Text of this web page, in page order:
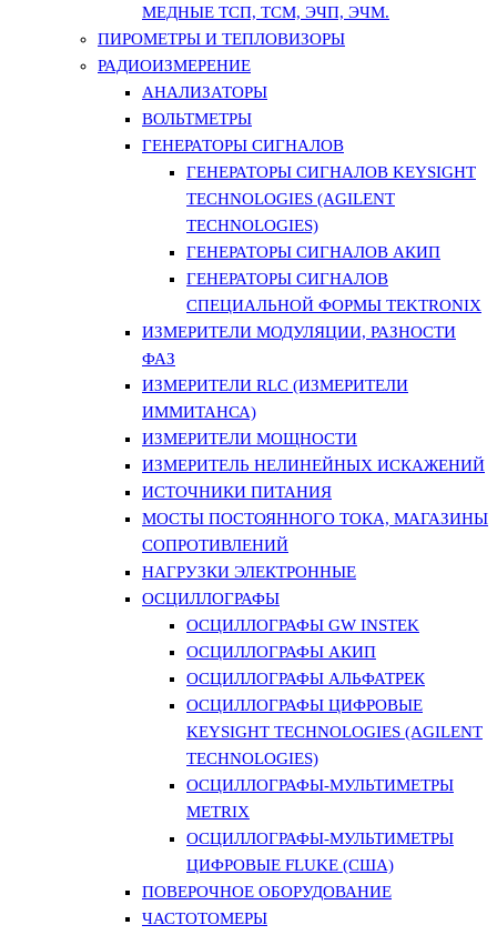
МЕДНЫЕ ТСП, ТСМ, ЭЧП, ЭЧМ.
ПИРОМЕТРЫ И ТЕПЛОВИЗОРЫ
РАДИОИЗМЕРЕНИЕ
АНАЛИЗАТОРЫ
ВОЛЬТМЕТРЫ
ГЕНЕРАТОРЫ СИГНАЛОВ
ГЕНЕРАТОРЫ СИГНАЛОВ KEYSIGHT
TECHNOLOGIES (AGILENT
TECHNOLOGIES)
ГЕНЕРАТОРЫ СИГНАЛОВ АКИП
ГЕНЕРАТОРЫ СИГНАЛОВ
СПЕЦИАЛЬНОЙ ФОРМЫ TEKTRONIX
ИЗМЕРИТЕЛИ МОДУЛЯЦИИ, РАЗНОСТИ
ФАЗ
ИЗМЕРИТЕЛИ RLC (ИЗМЕРИТЕЛИ
ИММИТАНСА)
ИЗМЕРИТЕЛИ МОЩНОСТИ
ИЗМЕРИТЕЛЬ НЕЛИНЕЙНЫХ ИСКАЖЕНИЙ
ИСТОЧНИКИ ПИТАНИЯ
МОСТЫ ПОСТОЯННОГО ТОКА, МАГАЗИНЫ
СОПРОТИВЛЕНИЙ
НАГРУЗКИ ЭЛЕКТРОННЫЕ
ОСЦИЛЛОГРАФЫ
ОСЦИЛЛОГРАФЫ GW INSTEK
ОСЦИЛЛОГРАФЫ АКИП
ОСЦИЛЛОГРАФЫ АЛЬФАТРЕК
ОСЦИЛЛОГРАФЫ ЦИФРОВЫЕ
KEYSIGHT TECHNOLOGIES (AGILENT
TECHNOLOGIES)
ОСЦИЛЛОГРАФЫ-МУЛЬТИМЕТРЫ
METRIX
ОСЦИЛЛОГРАФЫ-МУЛЬТИМЕТРЫ
ЦИФРОВЫЕ FLUKE (США)
ПОВЕРОЧНОЕ ОБОРУДОВАНИЕ
ЧАСТОТОМЕРЫ